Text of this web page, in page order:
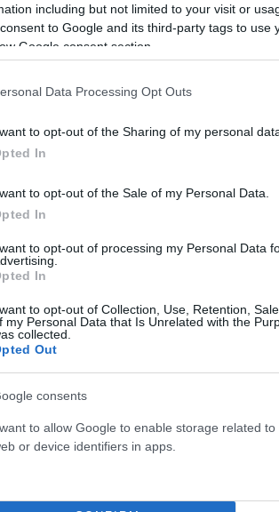
including but not limited to your visit or
to Google and its third-party tags to use
Google consent section.
Data Processing Opt Outs
to opt-out of the Sharing of my personal
In
to opt-out of the Sale of my Personal Data.
In
to opt-out of processing my Personal Data
In
to opt-out of Collection, Use, Retention,
my Personal Data that Is Unrelated with the
collected.
Out
consents
to allow Google to enable storage related
or device identifiers in apps.